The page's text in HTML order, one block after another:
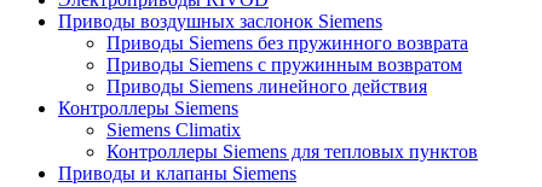
Приводы воздушных заслонок Siemens
Приводы Siemens без пружинного возврата
Приводы Siemens с пружинным возвратом
Приводы Siemens линейного действия
Контроллеры Siemens
Siemens Climatix
Контроллеры Siemens для тепловых пунктов
Приводы и клапаны Siemens